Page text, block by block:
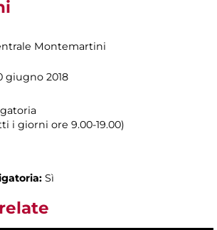
Montemartini
giugno 2018
i giorni ore 9.00-19.00)
Sì